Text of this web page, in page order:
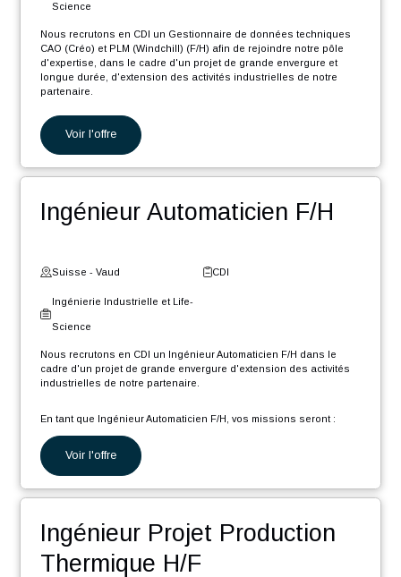
Nous recrutons en CDI un Ingénieur Software .NET Core F/H afin
de rejoindre notre pôle d'expertise industrielle dans le cadre d'un
projet de grande envergure et longue durée, d'extension des
Voir l'offre
Gestionnaire de données
CAO/PLM F/H
Suisse - Neuchâtel
Ingénierie Industrielle et Life-
Science
Nous recrutons en CDI un Gestionnaire de données techniques
CAO (Créo) et PLM (Windchill) (F/H) afin de rejoindre notre pôle
d'expertise, dans le cadre d'un projet de grande envergure et
longue durée, d'extension des activités industrielles de notre
En tant que Gestionnaire de données CAO PLM, votre rôle sera :
Migrer divers éléments présents dans différents systèmes
Voir l'offre